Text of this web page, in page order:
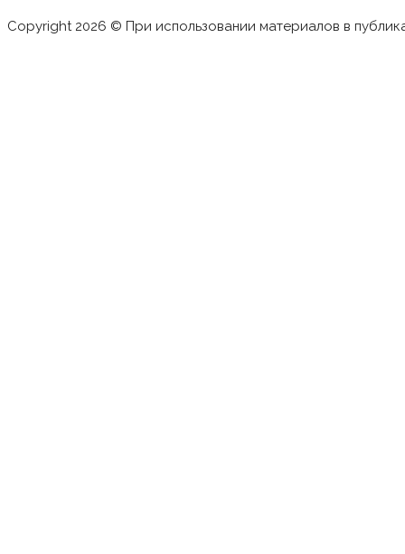
Copyright 2026 © При использовании материалов в